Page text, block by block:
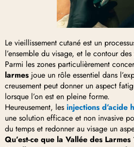
Le vieillissement cutané est un
l’ensemble du visage, et le contour
Parmi les zones particulièrement
larmes joue un rôle essentiel dans
creusement peut donner un aspect
lorsque l’on est en pleine forme.
Heureusement, les injections d’acide
une solution efficace et non invasive
du temps et redonner au visage un
Qu’est-ce que la Vallée des Larmes